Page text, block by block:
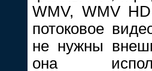
WMV, WMV
потоковое
не нужны
она